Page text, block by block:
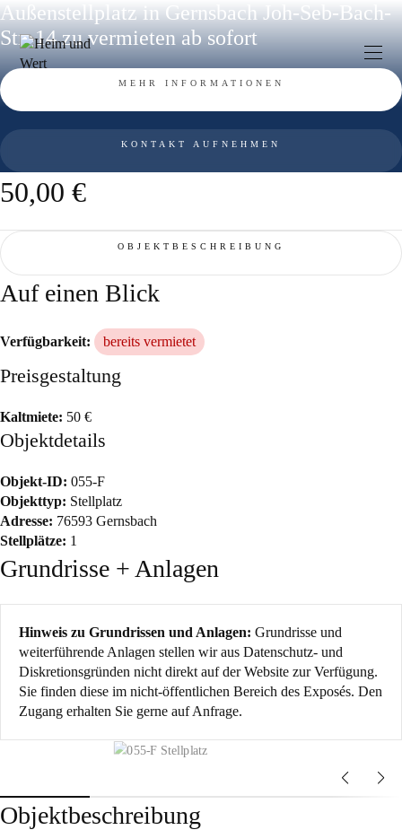
Zum
springen
Außenstellplatz in Gernsbach Joh-Seb-Bach-
Str. 14 zu vermieten ab sofort
MEHR INFORMATIONEN
KONTAKT AUFNEHMEN
50,00 €
OBJEKTBESCHREIBUNG
Auf einen Blick
Verfügbarkeit: bereits vermietet
Preisgestaltung
Kaltmiete: 50 €
Objektdetails
Objekt-ID: 055-F
Objekttyp: Stellplatz
Adresse: 76593 Gernsbach
Stellplätze: 1
Grundrisse + Anlagen
Hinweis zu Grundrissen und Anlagen: Grundrisse und
weiterführende Anlagen stellen wir aus Datenschutz- und
Diskretionsgründen nicht direkt auf der Website zur Verfügung.
Sie finden diese im nicht-öffentlichen Bereich des Exposés. Den
Zugang erhalten Sie gerne auf Anfrage.
Objektbeschreibung